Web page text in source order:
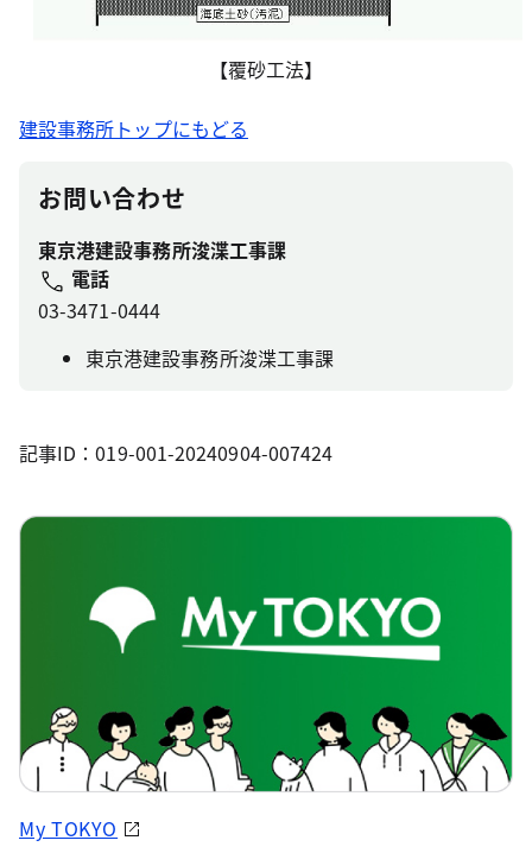
【覆砂工法】
建設事務所トップにもどる
お問い合わせ
東京港建設事務所浚渫工事課
電話
03-3471-0444
東京港建設事務所浚渫工事課
記事ID：019-001-20240904-007424
My TOKYO